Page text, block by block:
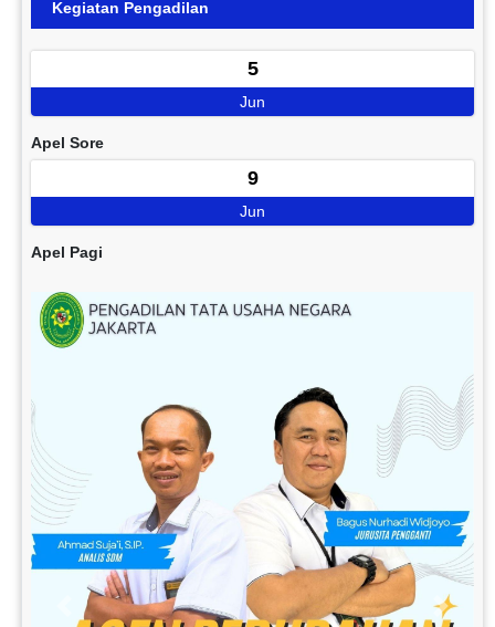
Kegiatan Pengadilan
5
Jun
Apel Sore
9
Jun
Apel Pagi
Previous Next